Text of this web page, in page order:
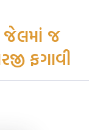
જેલમાં જ
ફગાવી